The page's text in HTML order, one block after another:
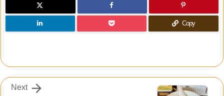
Copy

Next